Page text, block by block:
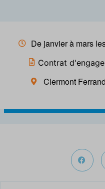
De janvier à mars
Contrat
Clermont Ferrand